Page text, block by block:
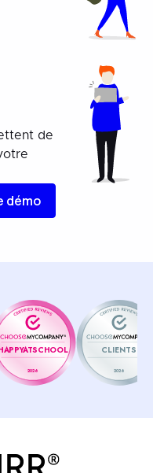
de
démo
2026
CLIENTS
2026